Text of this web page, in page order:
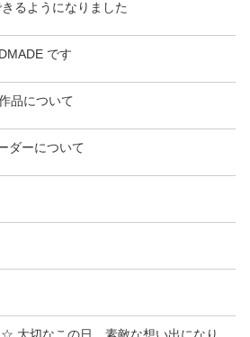
るようになりました
です
品について
ダーについて